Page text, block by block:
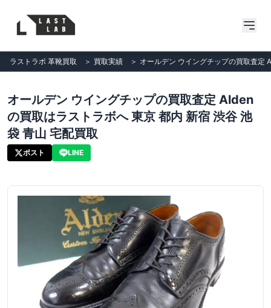
ラストラボ 革靴買取 ＞ 買取実績 ＞ オールデン ウイングチップの買取査定
オールデン ウイングチップの買取査定 Alden
の買取はラストラボへ 東京 都内 新宿 渋谷 池
袋 青山 宅配買取
ポスト LINE